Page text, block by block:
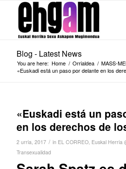
Blog - Latest News
You are here: Home / Orrialdea / MASS-
«Euskadi está un paso por delante en los
«Euskadi está un
en los derechos de
2 urria, 2017 / in EL CORREO, Euskal Herria
Transexualidad